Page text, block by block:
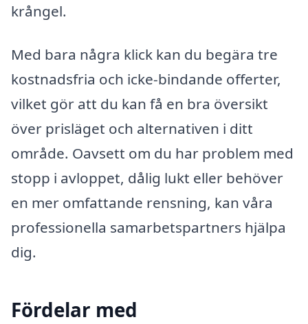
krångel.
Med bara några klick kan du begära tre
kostnadsfria och icke-bindande offerter,
vilket gör att du kan få en bra översikt
över prisläget och alternativen i ditt
område. Oavsett om du har problem med
stopp i avloppet, dålig lukt eller behöver
en mer omfattande rensning, kan våra
professionella samarbetspartners hjälpa
dig.
Fördelar med